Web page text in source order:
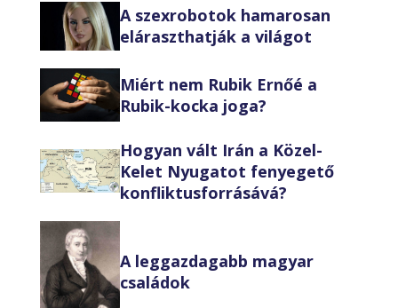
A szexrobotok hamarosan
eláraszthatják a világot
Miért nem Rubik Ernőé a
Rubik-kocka joga?
Hogyan vált Irán a Közel-
Kelet Nyugatot fenyegető
konfliktusforrásává?
A leggazdagabb magyar
családok